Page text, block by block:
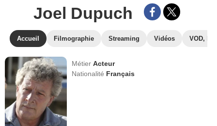
Joel Dupuch
Accueil Filmographie Streaming Vidéos VOD,
MétierActeur
Nationalité Français